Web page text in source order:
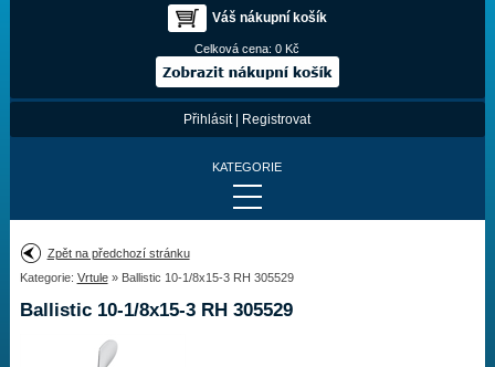
Váš nákupní košík
Celková cena:0 Kč
Přihlásit| Registrovat
KATEGORIE
Provedení:
Výrobce:
Drážky na hřídeli:
Zpět na předchozí stránku
Kategorie: Vrtule» Ballistic 10-1/8x15-3 RH 305529
Ballistic 10-1/8x15-3 RH 305529